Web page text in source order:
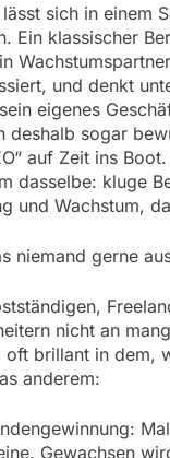
sich in einem
Ein klassischer
und denkt
eigenes
deshalb sogar
auf Zeit ins
dasselbe: kluge
und Wachstum,
niemand gerne
nicht an
oft brillant in dem,
anderem:
Gewachsen